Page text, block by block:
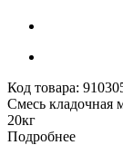
Код товара:
Смесь кладочная
20кг
Подробнее